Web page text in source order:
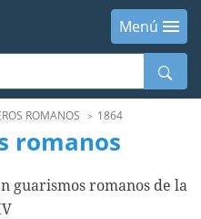
Menú
ROMANOS 1864
romanos
guarismos romanos de la